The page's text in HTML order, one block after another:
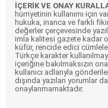
İÇERİK VE ONAY
hürriyetinin kullanımı için
hukuka, inanca ve farklı
değerler çerçevesinde
imla kalitesi gazete kadar
küfür, rencide edici
Türkçe karakter
içeriğine bakılmaksızın
kullanıcı adlarıyla
dışında yazılan yorumlar
onaylanmamaktadır.